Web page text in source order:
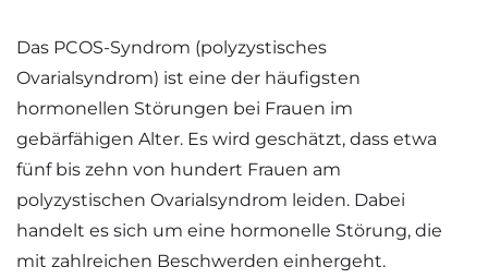
Das PCOS-Syndrom (polyzystisches
Ovarialsyndrom) ist eine der häufigsten
hormonellen Störungen bei Frauen im
gebärfähigen Alter. Es wird geschätzt, dass etwa
fünf bis zehn von hundert Frauen am
polyzystischen Ovarialsyndrom leiden. Dabei
handelt es sich um eine hormonelle Störung, die
mit zahlreichen Beschwerden einhergeht.